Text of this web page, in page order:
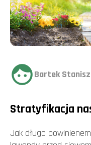
Bartek
Stratyfikacja
Jak długo